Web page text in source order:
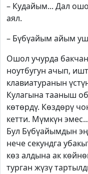
– Кудайым... Дал
аял.
– Бүбүайым айым
Ошол учурда
ноутбугун ачып,
клавиатуранын
Кулагына тааныш
көтөрдү. Көздөрү
кетти. Мүмкүн
Бул Бүбүайымдын
нече секундга
көз алдына ак
турган жүзү